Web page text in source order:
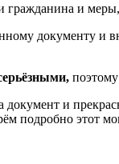
и
документу и
и
подробно этот